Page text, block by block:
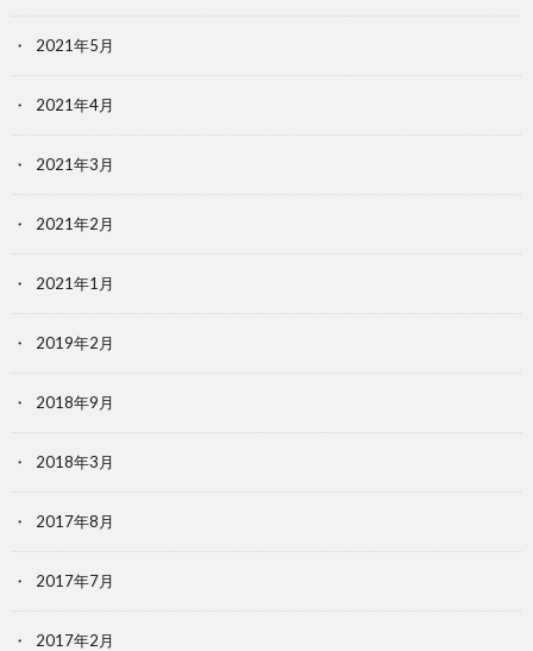
2021年5月
2021年4月
2021年3月
2021年2月
2021年1月
2019年2月
2018年9月
2018年3月
2017年8月
2017年7月
2017年2月